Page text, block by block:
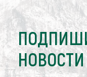
НОВОСТИ